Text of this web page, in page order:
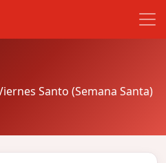
Santo (Semana Santa)